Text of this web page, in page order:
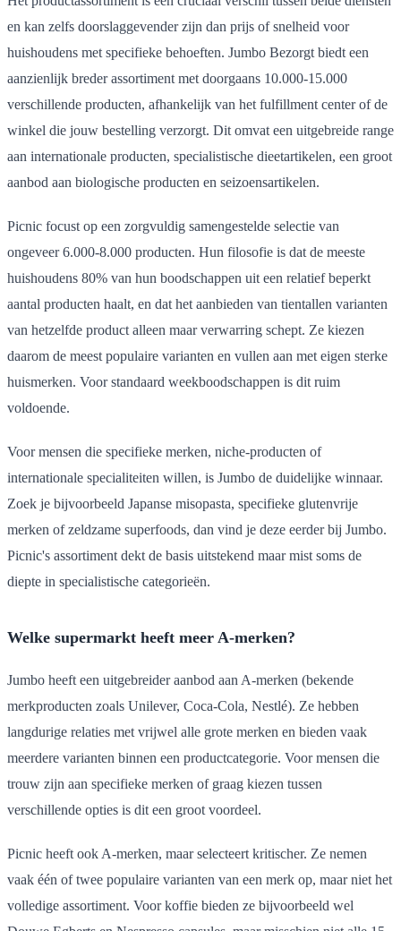
en kan zelfs doorslaggevender zijn dan prijs of snelheid voor
huishoudens met specifieke behoeften. Jumbo Bezorgt biedt een
aanzienlijk breder assortiment met doorgaans 10.000-15.000
verschillende producten, afhankelijk van het fulfillment center of de
winkel die jouw bestelling verzorgt. Dit omvat een uitgebreide range
aan internationale producten, specialistische dieetartikelen, een groot
aanbod aan biologische producten en seizoensartikelen.
Picnic focust op een zorgvuldig samengestelde selectie van
ongeveer 6.000-8.000 producten. Hun filosofie is dat de meeste
huishoudens 80% van hun boodschappen uit een relatief beperkt
aantal producten haalt, en dat het aanbieden van tientallen varianten
van hetzelfde product alleen maar verwarring schept. Ze kiezen
daarom de meest populaire varianten en vullen aan met eigen sterke
huismerken. Voor standaard weekboodschappen is dit ruim
voldoende.
Voor mensen die specifieke merken, niche-producten of
internationale specialiteiten willen, is Jumbo de duidelijke winnaar.
Zoek je bijvoorbeeld Japanse misopasta, specifieke glutenvrije
merken of zeldzame superfoods, dan vind je deze eerder bij Jumbo.
Picnic's assortiment dekt de basis uitstekend maar mist soms de
diepte in specialistische categorieën.
Welke supermarkt heeft meer A-merken?
Jumbo heeft een uitgebreider aanbod aan A-merken (bekende
merkproducten zoals Unilever, Coca-Cola, Nestlé). Ze hebben
langdurige relaties met vrijwel alle grote merken en bieden vaak
meerdere varianten binnen een productcategorie. Voor mensen die
trouw zijn aan specifieke merken of graag kiezen tussen
verschillende opties is dit een groot voordeel.
Picnic heeft ook A-merken, maar selecteert kritischer. Ze nemen
vaak één of twee populaire varianten van een merk op, maar niet het
volledige assortiment. Voor koffie bieden ze bijvoorbeeld wel